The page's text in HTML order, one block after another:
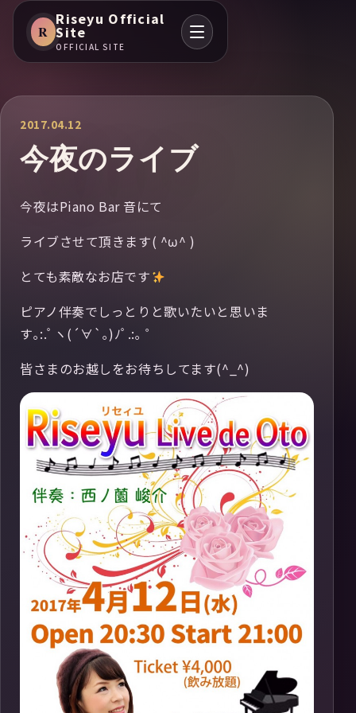
R
Riseyu Official
Site
OFFICIAL SITE
2017.04.12
今夜のライブ
今夜はPiano Bar 音にて
ライブさせて頂きます( ^ω^ )
とても素敵なお店です
ピアノ伴奏でしっとりと歌いたいと思いま
す｡:.ﾟヽ(´∀`｡)ﾉﾟ.:｡ ゜
皆さまのお越しをお待ちしてます(^_^)